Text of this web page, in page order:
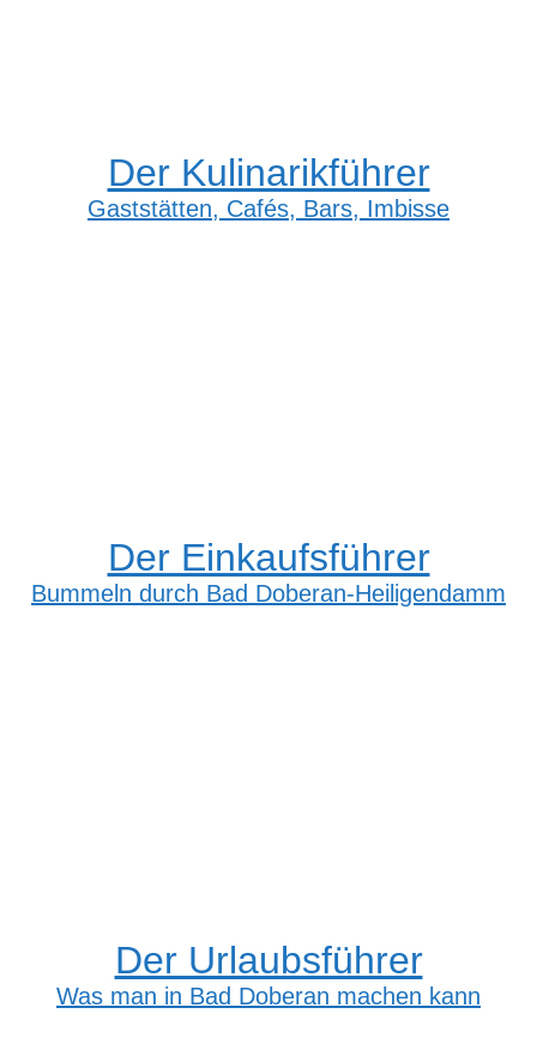
Der Kulinarikführer
Gaststätten, Cafés, Bars, Imbisse
Der Einkaufsführer
Bummeln durch Bad Doberan-Heiligendamm
Der Urlaubsführer
Was man in Bad Doberan machen kann